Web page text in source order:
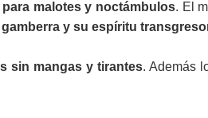
malotes y noctámbulos. El
y su espíritu
sin mangas y tirantes. Además